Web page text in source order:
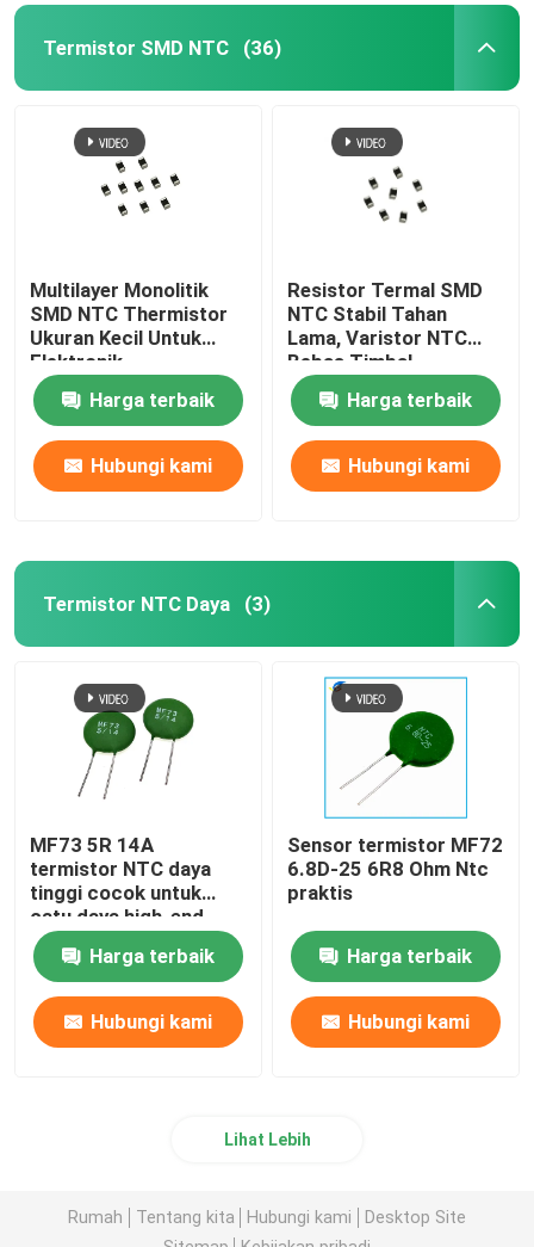
Termistor SMD NTC (36)
Multilayer Monolitik
SMD NTC Thermistor
Ukuran Kecil Untuk
Elektronik
Harga terbaik
Hubungi kami
Resistor Termal SMD
NTC Stabil Tahan
Lama, Varistor NTC
Bebas Timbal
Harga terbaik
Hubungi kami
Termistor NTC Daya (3)
MF73 5R 14A
termistor NTC daya
tinggi cocok untuk
catu daya high-end
berdaya tinggi
Harga terbaik
Hubungi kami
Sensor termistor MF72
6.8D-25 6R8 Ohm Ntc
praktis
Harga terbaik
Hubungi kami
Lihat Lebih
Rumah Tentang kita Hubungi kami
Desktop Site